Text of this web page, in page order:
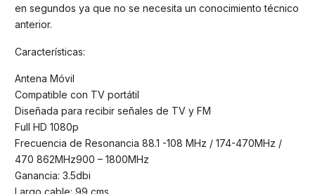
en segundos ya que no se necesita un conocimiento técnico
anterior.
Características:
Antena Móvil
Compatible con TV portátil
Diseñada para recibir señales de TV y FM
Full HD 1080p
Frecuencia de Resonancia 88.1 -108 MHz / 174-470MHz /
470 862MHz900 – 1800MHz
Ganancia: 3.5dbi